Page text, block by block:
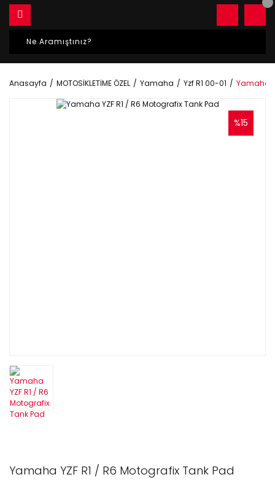
Anasayfa MOTOSİKLETİME ÖZEL Yamaha Yzf R1 00-01 Yamaha
%15
Yamaha YZF R1 / R6 Motografix Tank Pad